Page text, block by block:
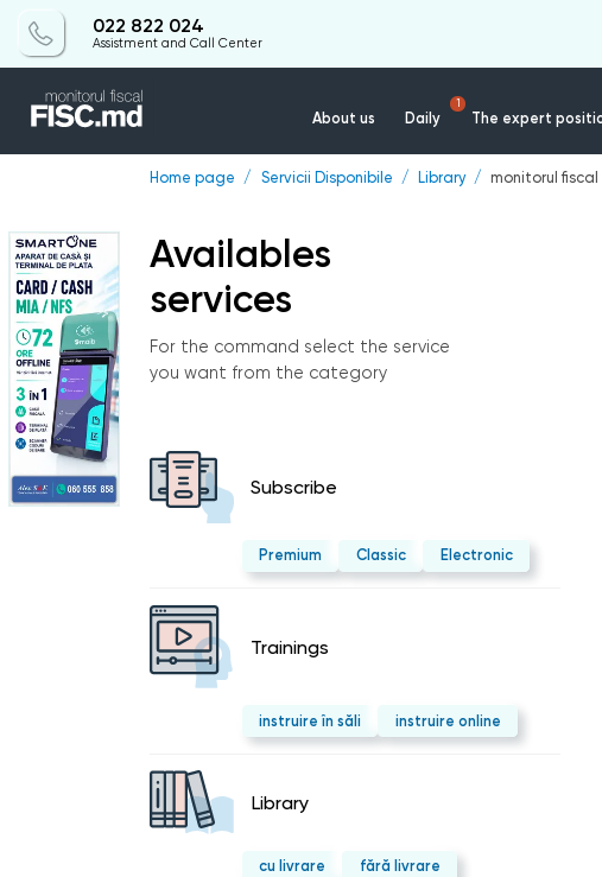
022 822 024
Assistment and Call Center
About us Daily
1
The expert
Home page Servicii Disponibile Library monitorul fiscal
Availables
services
For the command select the service
you want from the category
Subscribe
Premium Classic Electronic
Trainings
instruire în săli instruire online
Library
cu livrare fără livrare